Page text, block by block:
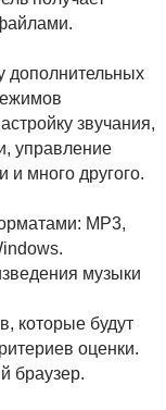
дополнительных
звучания,
управление
много другого.
MP3,
музыки
которые будут
оценки.
браузер.